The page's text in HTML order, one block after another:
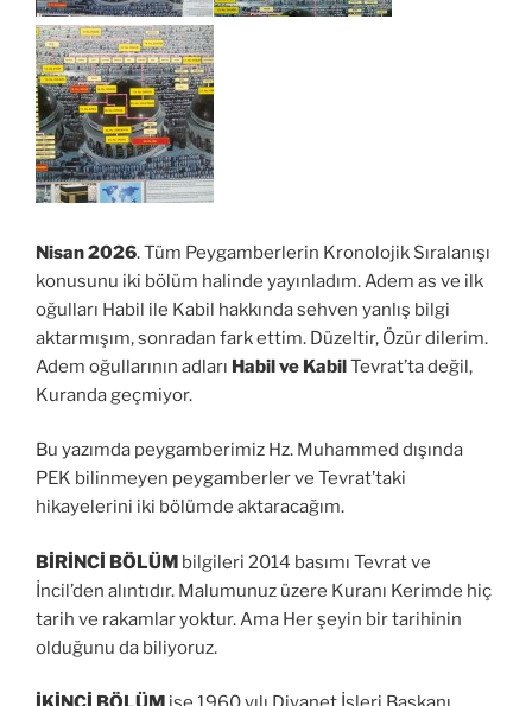
Nisan 2026. Tüm Peygamberlerin Kronolojik Sıralanışı
konusunu iki bölüm halinde yayınladım. Adem as ve ilk
oğulları Habil ile Kabil hakkında sehven yanlış bilgi
aktarmışım, sonradan fark ettim. Düzeltir, Özür dilerim.
Adem oğullarının adları Habil ve KabilTevrat’ta değil,
Kuranda geçmiyor.
Bu yazımda peygamberimiz Hz. Muhammed dışında
PEK bilinmeyen peygamberler ve Tevrat’taki
hikayelerini iki bölümde aktaracağım.
BİRİNCİ BÖLÜM bilgileri 2014 basımı Tevrat ve
İncil’den alıntıdır. Malumunuz üzere Kuranı Kerimde hiç
tarih ve rakamlar yoktur. Ama Her şeyin bir tarihinin
olduğunu da biliyoruz.